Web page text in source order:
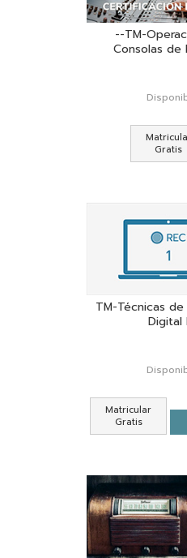
--TM-
Consolas de
Gratis
TM-Técnicas de
Digital
Matricular
Gratis